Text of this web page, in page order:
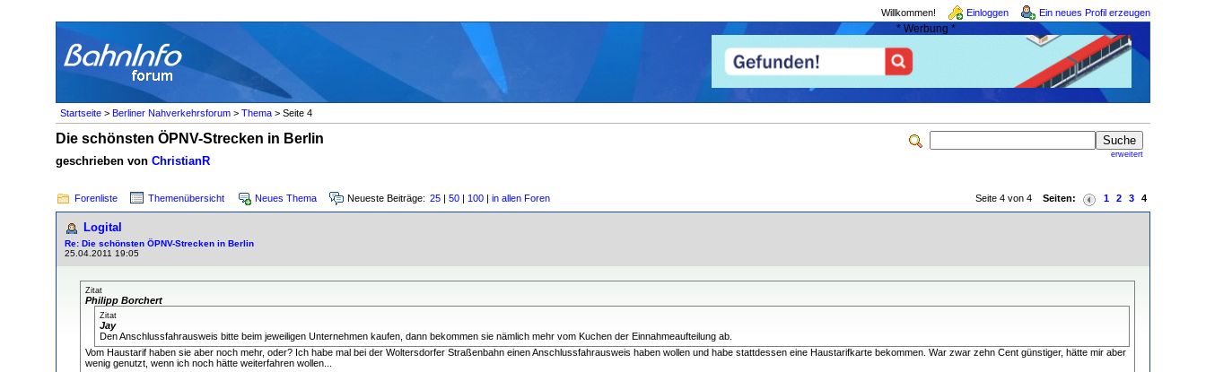
Willkommen! Einloggen Ein neues Profil erzeugen
* Werbung *
Startseite > Berliner Nahverkehrsforum > Thema > Seite 4
erweitert
Die schönsten ÖPNV-Strecken in Berlin
geschrieben von ChristianR
Forenliste Themenübersicht Neues Thema Neueste Beiträge: 25 | 50 | 100 | in allen Foren Seite 4 von 4 Seiten: 1 2 3 4
Logital
Re: Die schönsten ÖPNV-Strecken in Berlin
25.04.2011 19:05
Zitat
Philipp Borchert
Zitat
Jay
Den Anschlussfahrausweis bitte beim jeweiligen Unternehmen kaufen, dann bekommen sie nämlich mehr vom Kuchen der Einnahmeaufteilung ab.
Vom Haustarif haben sie aber noch mehr, oder? Ich habe mal bei der Woltersdorfer Straßenbahn einen Anschlussfahrausweis haben wollen und habe stattdessen eine Haustarifkarte bekommen. War zwar zehn Cent günstiger, hätte mir aber
wenig genutzt, wenn ich noch hätte weiterfahren wollen...